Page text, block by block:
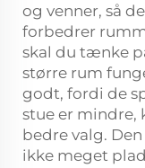
og venner, så
forbedrer
skal du tænke
større rum
godt, fordi de
stue er mindre,
bedre valg.
ikke meget